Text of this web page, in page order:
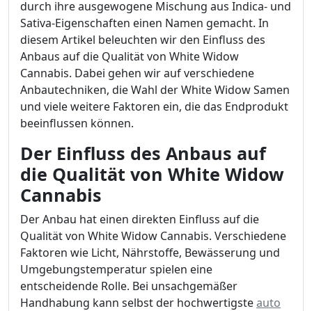
durch ihre ausgewogene Mischung aus Indica- und
Sativa-Eigenschaften einen Namen gemacht. In
diesem Artikel beleuchten wir den Einfluss des
Anbaus auf die Qualität von White Widow
Cannabis. Dabei gehen wir auf verschiedene
Anbautechniken, die Wahl der White Widow Samen
und viele weitere Faktoren ein, die das Endprodukt
beeinflussen können.
Der Einfluss des Anbaus auf
die Qualität von White Widow
Cannabis
Der Anbau hat einen direkten Einfluss auf die
Qualität von White Widow Cannabis. Verschiedene
Faktoren wie Licht, Nährstoffe, Bewässerung und
Umgebungstemperatur spielen eine
entscheidende Rolle. Bei unsachgemäßer
Handhabung kann selbst der hochwertigsteauto